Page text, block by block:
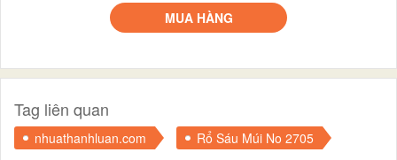
MUA HÀNG
Tag liên quan
nhuathanhluan.com Rổ Sáu Múi No 2705